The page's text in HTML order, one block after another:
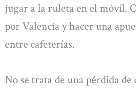
jugar a la ruleta en el móvil.
por Valencia y hacer una
entre cafeterías.
No se trata de una pérdida de